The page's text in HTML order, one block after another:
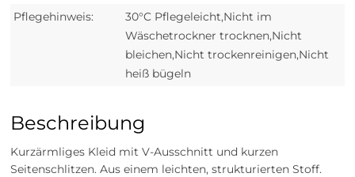
Pflegehinweis:
30°C Pflegeleicht,Nicht im
Wäschetrockner trocknen,Nicht
bleichen,Nicht trockenreinigen,Nicht
heiß bügeln
Beschreibung
Kurzärmliges Kleid mit V-Ausschnitt und kurzen
Seitenschlitzen. Aus einem leichten, strukturierten Stoff.